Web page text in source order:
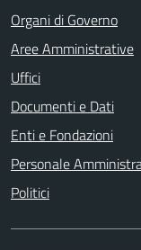
Organi di Governo
Aree Amministrative
Uffici
Documenti e Dati
Enti e Fondazioni
Personale
Politici